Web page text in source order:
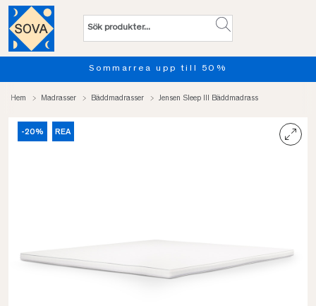
Sommarrea upp till 50%
Hem Madrasser Bäddmadrasser Jensen Sleep III Bäddmadrass
-20% REA